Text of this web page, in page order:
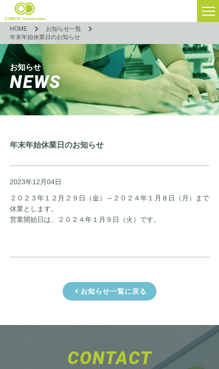
HOME
お知らせ一覧
年末年始休業日のお知らせ
お知らせ
NEWS
年末年始休業日のお知らせ
2023年12月04日
２０２３年１２月２９日（金）～２０２４年１月８日（月）まで
休業とします。
営業開始日は、２０２４年１月９日（火）です。
お知らせ一覧に戻る
CONTACT